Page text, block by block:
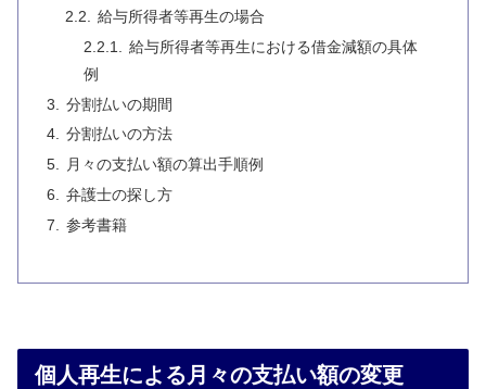
給与所得者等再生の場合
給与所得者等再生における借金減額の具体
例
分割払いの期間
分割払いの方法
月々の支払い額の算出手順例
弁護士の探し方
参考書籍
個人再生による月々の支払い額の変更